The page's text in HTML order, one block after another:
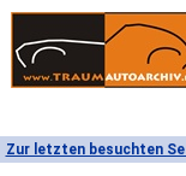
Zur letzten besuchten